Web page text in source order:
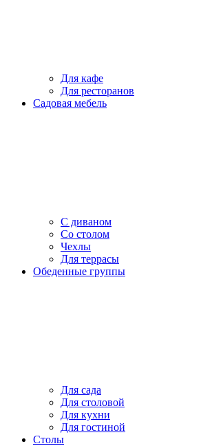
Для кафе
Для ресторанов
Садовая мебель
С диваном
Со столом
Чехлы
Для террасы
Обеденные группы
Для сада
Для столовой
Для кухни
Для гостиной
Столы